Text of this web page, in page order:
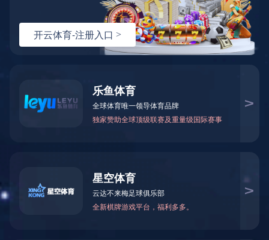
案例展示
leyu乐鱼web登录入口-leyu（中国）
PROJECT CASE
案例展示